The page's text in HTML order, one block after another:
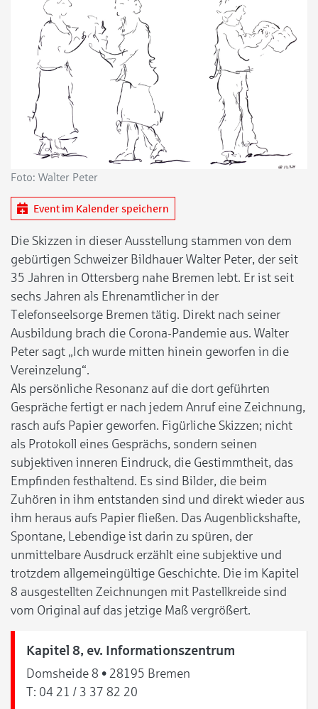
Foto: Walter Peter
Event im Kalender speichern
Die Skizzen in dieser Ausstellung stammen von dem
gebürtigen Schweizer Bildhauer Walter Peter, der seit
35 Jahren in Ottersberg nahe Bremen lebt. Er ist seit
sechs Jahren als Ehrenamtlicher in der
Telefonseelsorge Bremen tätig. Direkt nach seiner
Ausbildung brach die Corona-Pandemie aus. Walter
Peter sagt „Ich wurde mitten hinein geworfen in die
Vereinzelung“.
Als persönliche Resonanz auf die dort geführten
Gespräche fertigt er nach jedem Anruf eine Zeichnung,
rasch aufs Papier geworfen. Figürliche Skizzen; nicht
als Protokoll eines Gesprächs, sondern seinen
subjektiven inneren Eindruck, die Gestimmtheit, das
Empfinden festhaltend. Es sind Bilder, die beim
Zuhören in ihm entstanden sind und direkt wieder aus
ihm heraus aufs Papier fließen. Das Augenblickshafte,
Spontane, Lebendige ist darin zu spüren, der
unmittelbare Ausdruck erzählt eine subjektive und
trotzdem allgemeingültige Geschichte. Die im Kapitel
8 ausgestellten Zeichnungen mit Pastellkreide sind
vom Original auf das jetzige Maß vergrößert.
Kapitel 8, ev. Informationszentrum
Domsheide 8 • 28195 Bremen
T: 04 21 / 3 37 82 20